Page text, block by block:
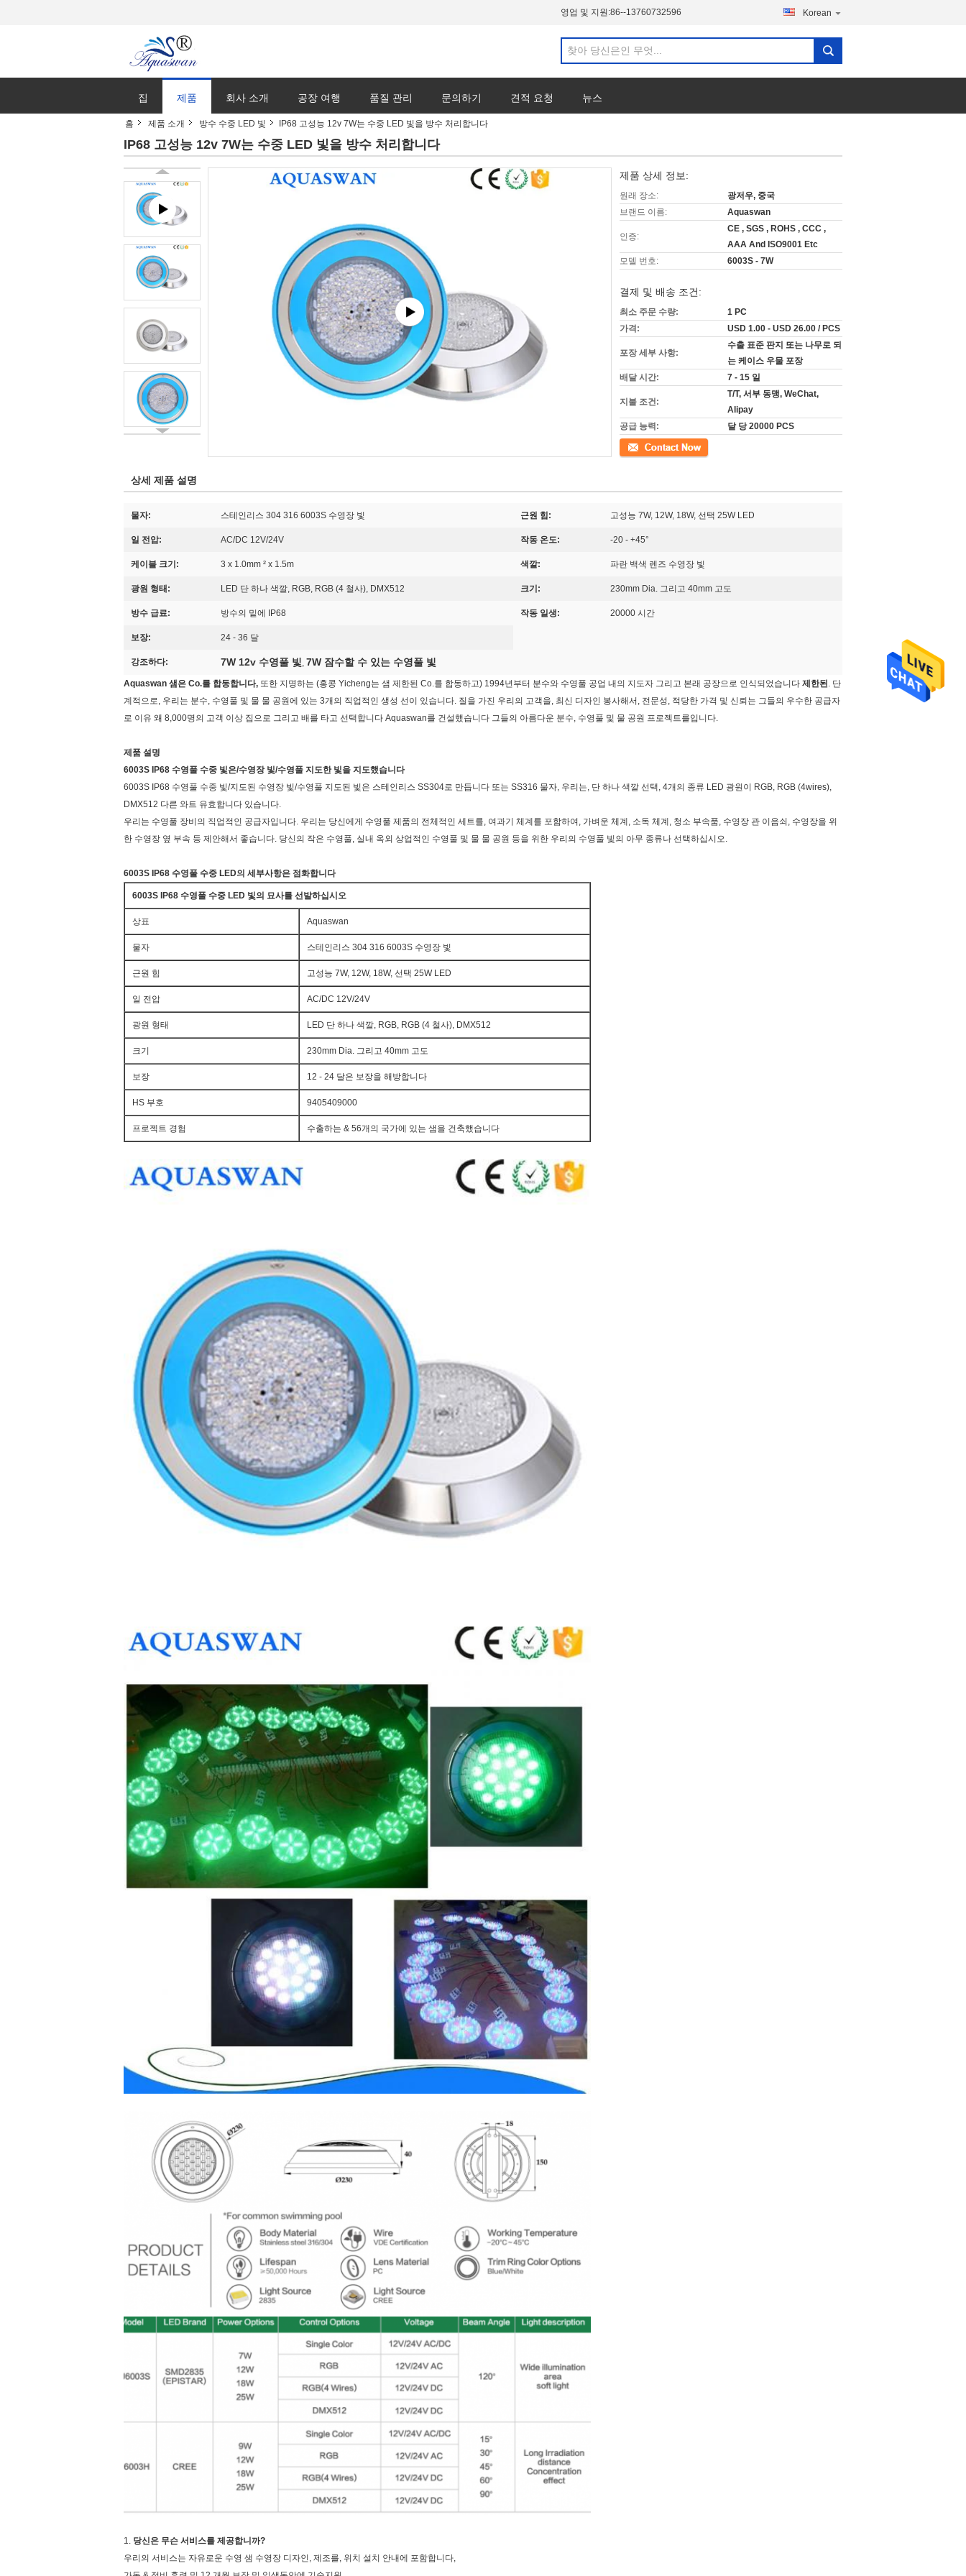
영업 및 지원:86--13760732596 Korean
집 제품 회사 소개 공장 여행 품질 관리 문의하기 견적 요청 뉴스
홈 제품 소개 방수 수중 LED 빛 IP68 고성능 12v 7W는 수중 LED 빛을 방수 처리합니다
IP68 고성능 12v 7W는 수중 LED 빛을 방수 처리합니다
제품 상세 정보:
원래 장소:
광저우, 중국
브랜드 이름:
Aquaswan
인증:
CE , SGS , ROHS , CCC ,
AAA And ISO9001 Etc
모델 번호:
6003S - 7W
결제 및 배송 조건:
최소 주문 수량:
1 PC
가격:
USD 1.00 - USD 26.00 / PCS
포장 세부 사항:
수출 표준 판지 또는 나무로 되
는 케이스 우물 포장
배달 시간:
7 - 15 일
지불 조건:
T/T, 서부 동맹, WeChat,
Alipay
공급 능력:
달 당 20000 PCS
접촉
상세 제품 설명
물자: 스테인리스 304 316 6003S 수영장 빛 근원 힘: 고성능 7W, 12W, 18W, 선택 25W LED
일 전압: AC/DC 12V/24V 작동 온도: -20 - +45°
케이블 크기: 3 x 1.0mm ² x 1.5m 색깔: 파란 백색 렌즈 수영장 빛
광원 형태: LED 단 하나 색깔, RGB, RGB (4 철사), DMX512 크기: 230mm Dia. 그리고 40mm 고도
방수 급료: 방수의 밑에 IP68 작동 일생: 20000 시간
보장: 24 - 36 달
강조하다: 7W 12v 수영풀 빛, 7W 잠수할 수 있는 수영풀 빛
Aquaswan 샘은 Co.를 합동합니다, 또한 지명하는 (홍콩 Yicheng는 샘 제한된 Co.를 합동하고) 1994년부터 분수와 수영풀 공업 내의 지도자 그리고 본래 공장으로 인식되었습니다 제한된. 단
계적으로, 우리는 분수, 수영풀 및 물 물 공원에 있는 3개의 직업적인 생성 선이 있습니다. 질을 가진 우리의 고객을, 최신 디자인 봉사해서, 전문성, 적당한 가격 및 신뢰는 그들의 우수한 공급자
로 이유 왜 8,000명의 고객 이상 집으로 그리고 배를 타고 선택합니다 Aquaswan를 건설했습니다 그들의 아름다운 분수, 수영풀 및 물 공원 프로젝트를입니다.
제품 설명
6003S IP68 수영풀 수중 빛은/수영장 빛/수영풀 지도한 빛을 지도했습니다
6003S IP68 수영풀 수중 빛/지도된 수영장 빛/수영풀 지도된 빛은 스테인리스 SS304로 만듭니다 또는 SS316 물자, 우리는, 단 하나 색깔 선택, 4개의 종류 LED 광원이 RGB, RGB (4wires),
DMX512 다른 와트 유효합니다 있습니다.
우리는 수영풀 장비의 직업적인 공급자입니다. 우리는 당신에게 수영풀 제품의 전체적인 세트를, 여과기 체계를 포함하여, 가벼운 체계, 소독 체계, 청소 부속품, 수영장 관 이음쇠, 수영장을 위
한 수영장 옆 부속 등 제안해서 좋습니다. 당신의 작은 수영풀, 실내 옥외 상업적인 수영풀 및 물 물 공원 등을 위한 우리의 수영풀 빛의 아무 종류나 선택하십시오.
6003S IP68 수영풀 수중 LED의 세부사항은 점화합니다
6003S IP68 수영풀 수중 LED 빛의 묘사를 선발하십시오
상표 Aquaswan
물자 스테인리스 304 316 6003S 수영장 빛
근원 힘 고성능 7W, 12W, 18W, 선택 25W LED
일 전압 AC/DC 12V/24V
광원 형태 LED 단 하나 색깔, RGB, RGB (4 철사), DMX512
크기 230mm Dia. 그리고 40mm 고도
보장 12 - 24 달은 보장을 해방합니다
HS 부호 9405409000
프로젝트 경험 수출하는 & 56개의 국가에 있는 샘을 건축했습니다
1. 당신은 무슨 서비스를 제공합니까?
우리의 서비스는 자유로운 수영 샘 수영장 디자인, 제조를, 위치 설치 안내에 포함합니다,